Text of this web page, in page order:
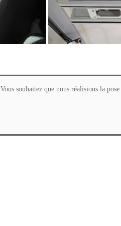
Vous souhaitez que nous réalisions la